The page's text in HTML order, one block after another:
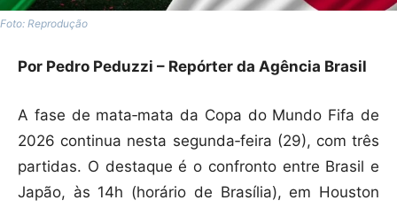
Foto: Reprodução
Por Pedro Peduzzi – Repórter da Agência Brasil
A fase de mata‑mata da Copa do Mundo Fifa de
2026 continua nesta segunda‑feira (29), com três
partidas. O destaque é o confronto entre Brasil e
Japão, às 14h (horário de Brasília), em Houston